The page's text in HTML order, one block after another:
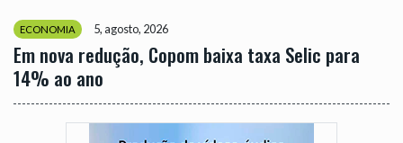
ECONOMIA 5, agosto, 2026
Em nova redução, Copom baixa taxa Selic para
14% ao ano